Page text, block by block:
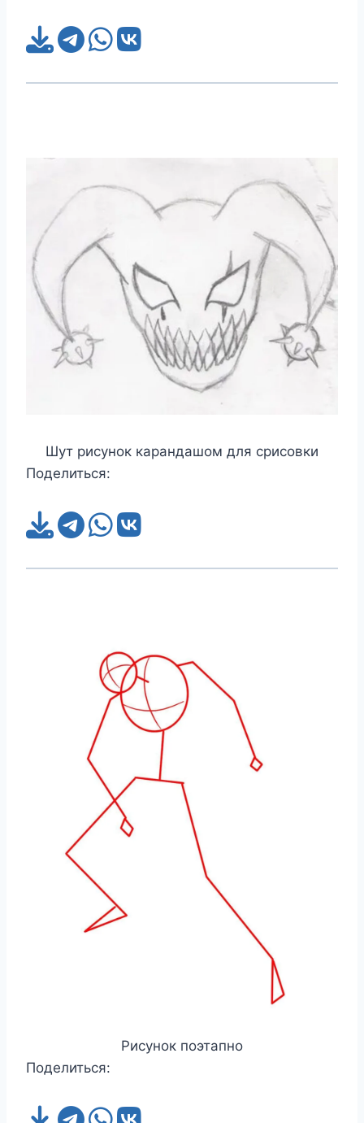
Шут рисунок карандашом для срисовки
Поделиться:
Рисунок поэтапно
Поделиться: